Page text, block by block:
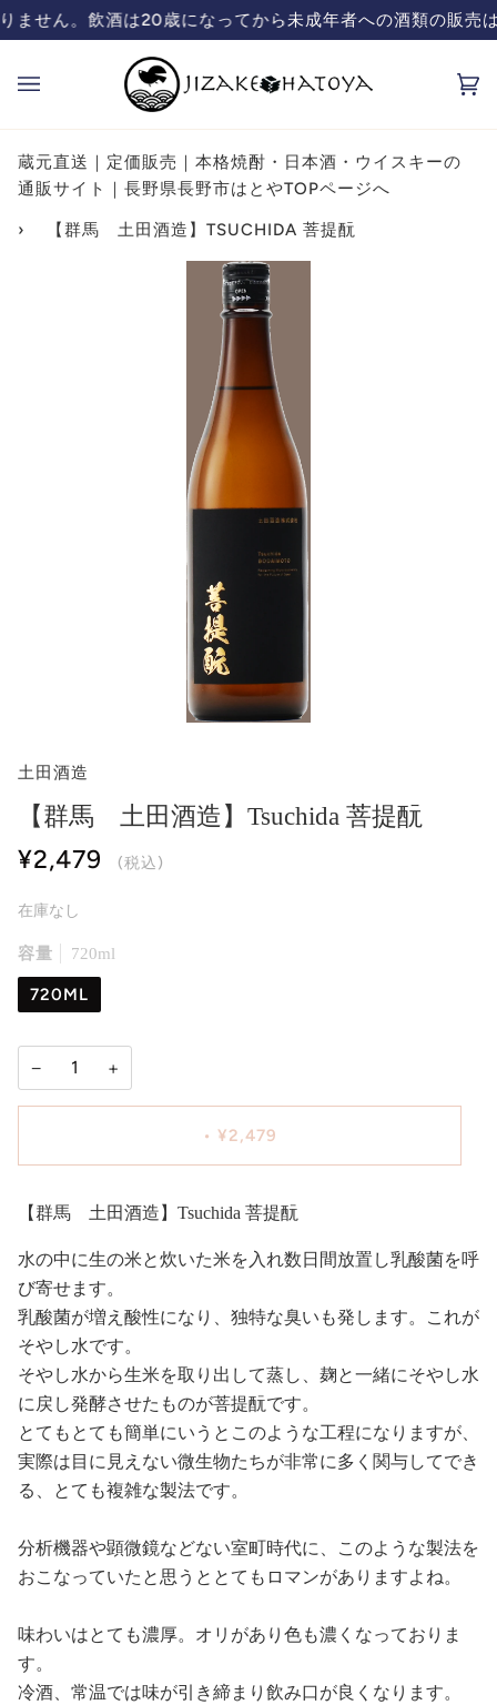
コ
ン
ツ
売は致しておりません。飲酒は20歳になってから
蔵元直送の日本酒、焼酎販売「ハトヤ」のオン
カ
ー
蔵元直送｜定価販売｜本格焼酎・日本酒・ウイスキーの
通販サイト｜長野県長野市はとやTOPページへ
› 【群馬 土田酒造】TSUCHIDA 菩提酛
土田酒造
【群馬 土田酒造】Tsuchida 菩提酛
¥2,479 (税込)
在庫なし
容量 720ml
720ML
− +
• ¥2,479
【群馬 土田酒造】Tsuchida 菩提酛
水の中に生の米と炊いた米を入れ数日間放置し乳酸菌を呼
び寄せます。
乳酸菌が増え酸性になり、独特な臭いも発します。これが
そやし水です。
そやし水から生米を取り出して蒸し、麹と一緒にそやし水
に戻し発酵させたものが菩提酛です。
とてもとても簡単にいうとこのような工程になりますが、
実際は目に見えない微生物たちが非常に多く関与してでき
る、とても複雑な製法です。
分析機器や顕微鏡などない室町時代に、このような製法を
おこなっていたと思うととてもロマンがありますよね。
味わいはとても濃厚。オリがあり色も濃くなっておりま
す。
冷酒、常温では味が引き締まり飲み口が良くなります。